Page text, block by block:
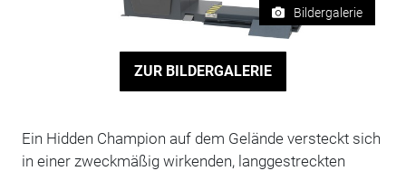
Bildergalerie
ZUR BILDERGALERIE
Ein Hidden Champion auf dem Gelände versteckt sich
in einer zweckmäßig wirkenden, langgestreckten